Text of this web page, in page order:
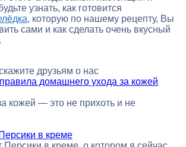
узнать, как готовится
, которую по нашему рецепту, Вы
сами и как сделать очень вкусный
.
друзьям о нас
домашнего ухода за кожей
кожей — это не прихоть и не
в креме